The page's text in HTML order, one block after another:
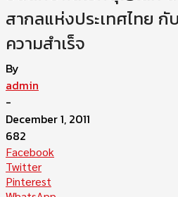
สากลแห่งประเทศไทย กั
ความสำเร็จ
By
admin
-
December 1, 2011
682
Facebook
Twitter
Pinterest